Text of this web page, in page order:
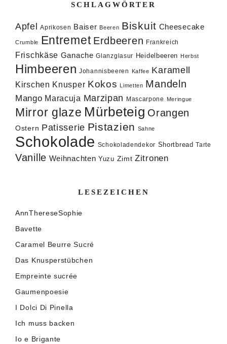
SCHLAGWÖRTER
Apfel Aprikosen Baiser Beeren Biskuit Cheesecake
Crumble Entremet Erdbeeren Frankreich
Frischkäse Ganache Glanzglasur Heidelbeeren Herbst
Himbeeren Johannisbeeren Kaffee Karamell
Kirschen Knusper Kokos Limetten Mandeln
Mango Maracuja Marzipan Mascarpone Meringue
Mirror glaze Mürbeteig Orangen
Ostern Patisserie Pistazien Sahne
Schokolade Schokoladendekor Shortbread Tarte
Vanille Weihnachten Yuzu Zimt Zitronen
LESEZEICHEN
AnnThereseSophie
Bavette
Caramel Beurre Sucré
Das Knusperstübchen
Empreinte sucrée
Gaumenpoesie
I Dolci Di Pinella
Ich muss backen
Io e Brigante